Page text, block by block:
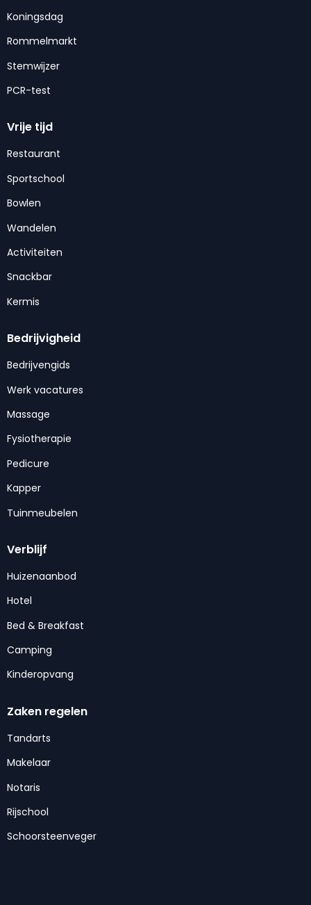
Koningsdag
Rommelmarkt
Stemwijzer
PCR-test
Vrije tijd
Restaurant
Sportschool
Bowlen
Wandelen
Activiteiten
Snackbar
Kermis
Bedrijvigheid
Bedrijvengids
Werk vacatures
Massage
Fysiotherapie
Pedicure
Kapper
Tuinmeubelen
Verblijf
Huizenaanbod
Hotel
Bed & Breakfast
Camping
Kinderopvang
Zaken regelen
Tandarts
Makelaar
Notaris
Rijschool
Schoorsteenveger